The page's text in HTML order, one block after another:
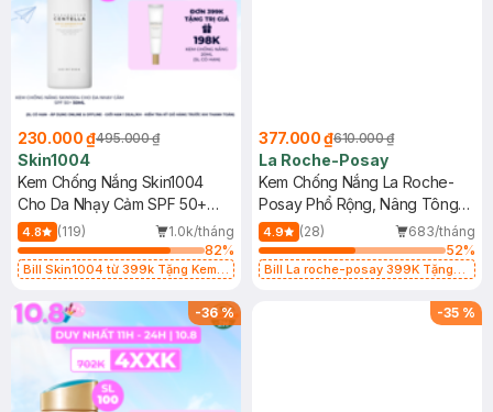
230.000 ₫495.000 ₫
Skin1004
Kem Chống Nắng Skin1004
Cho Da Nhạy Cảm SPF 50+
50ml
4.8 (119)
1.0k/tháng
82%
Bill Skin1004 từ 399k Tặng Kem
SPF 50+ 20ml (SL Có Hạn)
377.000 ₫610.000 ₫
La Roche-Posay
Kem Chống Nắng La Roche-
Posay Phổ Rộng, Nâng Tông
Kiềm Dầu 50ml
4.9 (28)
683/tháng
52%
Bill La roche-posay 399K Tặng
-36% -35 %